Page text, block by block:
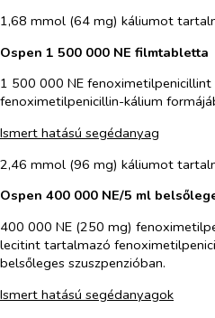
1,68 mmol (64 mg) káliumot
Ospen 1 500 000 NE filmtabletta
1 500 000 NE
fenoximetilpenicillin-kálium
Ismert hatású segédanyag
2,46 mmol (96 mg) káliumot
Ospen 400 000 NE/5 ml
400 000 NE (250 mg)
lecitint tartalmazó
belsőleges szuszpenzióban.
Ismert hatású segédanyagok